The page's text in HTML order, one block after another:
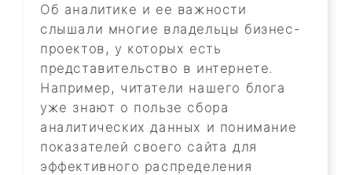
Об аналитике и ее важности
слышали многие владельцы бизнес-
проектов, у которых есть
представительство в интернете.
Например, читатели нашего блога
уже знают о пользе сбора
аналитических данных и понимание
показателей своего сайта для
эффективного распределения